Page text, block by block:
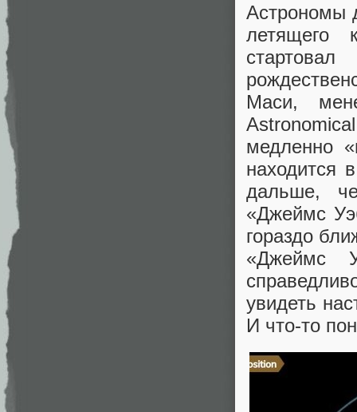
Астрономы
летящего
Маси,
медленно
находится
дальше,
«Джеймс
гораздо
«Джеймс
увидеть
И что-то